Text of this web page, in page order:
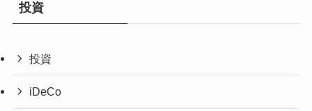
投資
投資
iDeCo